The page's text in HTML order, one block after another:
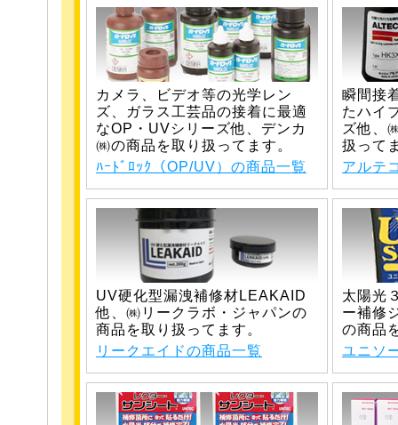
カメラ、ビデオ等の光学レン
ズ、ガラス工芸品の接着に最適
なOP・UVシリーズ他、デンカ
㈱の商品を取り扱ってます。
ﾊｰﾄﾞﾛｯｸ（OP/UV）の商品一覧
瞬間接
たハイ
ズ他、
扱って
アルテ
UV硬化型漏洩補修材LEAKAID
他、㈱リークラボ・ジャパンの
商品を取り扱ってます。
リークエイドの商品一覧
太陽光
ー補修
の商品
ユニソ